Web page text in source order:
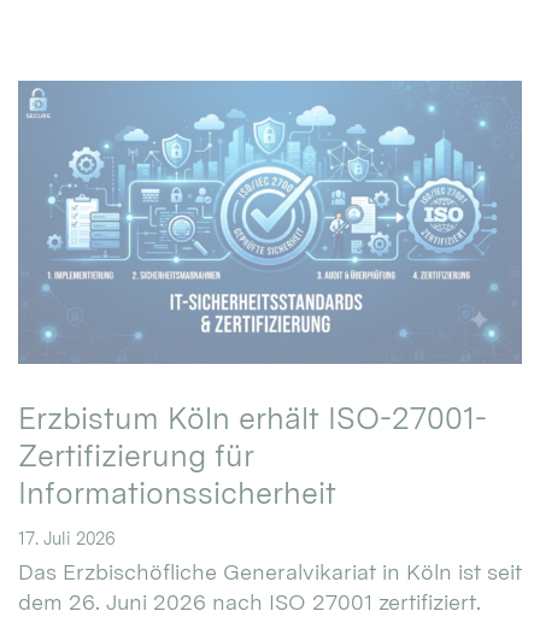
Erzbistum Köln erhält ISO-27001-
Zertifizierung für
Informationssicherheit
17. Juli 2026
Das Erzbischöfliche Generalvikariat in Köln ist seit
dem 26. Juni 2026 nach ISO 27001 zertifiziert.